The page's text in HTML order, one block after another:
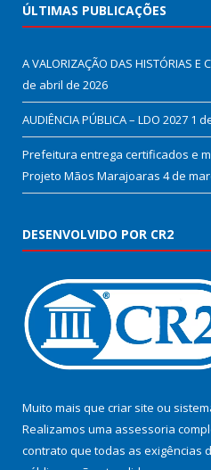
ÚLTIMAS PUBLICAÇÕES
A VALORIZAÇÃO DAS HISTÓRIAS E
de abril de 2026
AUDIÊNCIA PÚBLICA – LDO 2027 1
Prefeitura entrega certificados e
Projeto Mãos Marajoaras 4 de
DESENVOLVIDO POR CR2
Muito mais que criar site ou
Realizamos uma assessoria
contrato que todas as exigências